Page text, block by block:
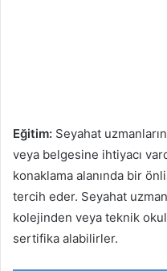
Eğitim: Seyahat
veya belgesine ihtiyacı
konaklama alanında bir
tercih eder. Seyahat
kolejinden veya teknik
sertifika alabilirler.